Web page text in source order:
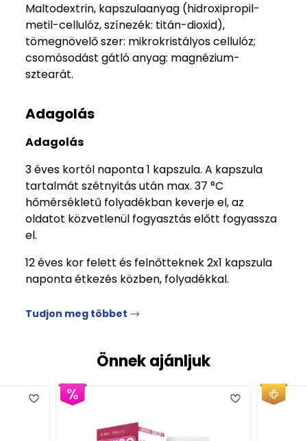
Maltodextrin, kapszulaanyag (hidroxipropil-
metil-cellulóz, színezék: titán-dioxid),
tömegnövelő szer: mikrokristályos cellulóz;
csomósodást gátló anyag: magnézium-
sztearát.
Adagolás
Adagolás
3 éves kortól naponta 1 kapszula. A kapszula
tartalmát szétnyitás után max. 37 °C
hőmérsékletű folyadékban keverje el, az
oldatot közvetlenül fogyasztás előtt fogyassza
el.
12 éves kor felett és felnőtteknek 2x1 kapszula
naponta étkezés közben, folyadékkal.
Tudjon meg többet
Önnek ajánljuk